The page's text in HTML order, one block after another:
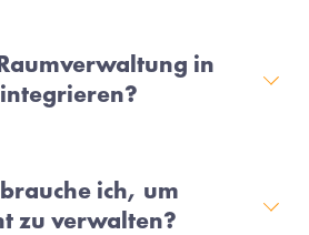
in
ich, um
zu verwalten?